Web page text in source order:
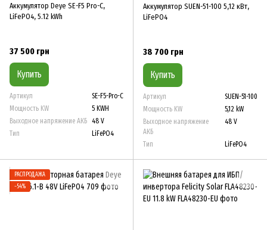
Аккумулятор Deye SE-F5 Pro-C,
LiFePO4, 5.12 kWh
37 500 грн
Купить
Артикул
SE-F5-Pro-C
Мощность KW
5 KWH
Выходное напряжение АКБ 48 V
Тип
LiFePO4
Аккумулятор SUEN-51-100 5,12 кВт,
LiFePO4
38 700 грн
Купить
Артикул
SUEN-51-100
Мощность KW
5,12 kW
Выходное напряжение
АКБ
48 V
Тип LiFePO4
РАСПРОДАЖА
−54%